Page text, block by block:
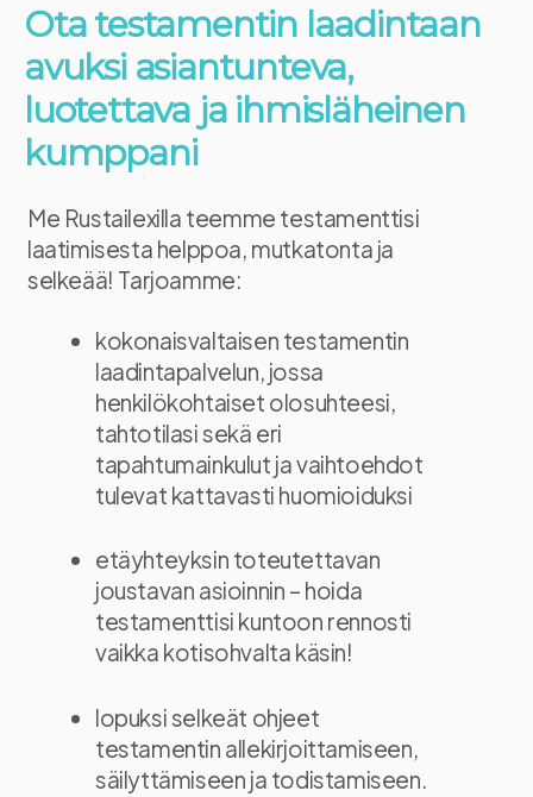
Ota testamentin laadintaan
avuksi asiantunteva,
luotettava ja ihmisläheinen
kumppani
Me Rustailexilla teemme testamenttisi
laatimisesta helppoa, mutkatonta ja
selkeää! Tarjoamme:
kokonaisvaltaisen testamentin
laadintapalvelun, jossa
henkilökohtaiset olosuhteesi,
tahtotilasi sekä eri
tapahtumainkulut ja vaihtoehdot
tulevat kattavasti huomioiduksi
etäyhteyksin toteutettavan
joustavan asioinnin – hoida
testamenttisi kuntoon rennosti
vaikka kotisohvalta käsin!
lopuksi selkeät ohjeet
testamentin allekirjoittamiseen,
säilyttämiseen ja todistamiseen.